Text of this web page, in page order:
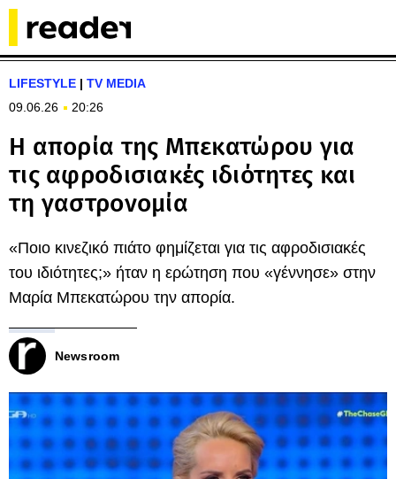
LIFESTYLE | TV MEDIA
09.06.26
20:26
Η απορία της Μπεκατώρου για
τις αφροδισιακές ιδιότητες και
τη γαστρονομία
«Ποιο κινεζικό πιάτο φημίζεται για τις αφροδισιακές
του ιδιότητες;» ήταν η ερώτηση που «γέννησε» στην
Μαρία Μπεκατώρου την απορία.
Newsroom